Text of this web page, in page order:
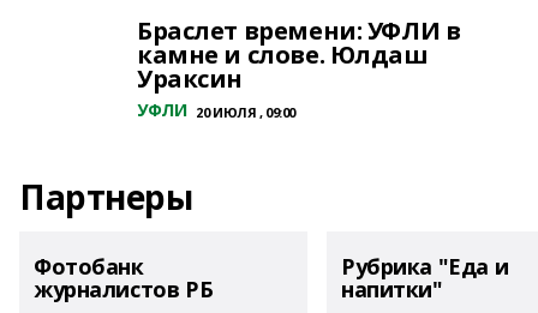
Браслет времени: УФЛИ в
камне и слове. Юлдаш
Ураксин
УФЛИ 20 ИЮЛЯ , 09:00
Партнеры
Фотобанк
журналистов РБ
Рубрика "Еда и
напитки"